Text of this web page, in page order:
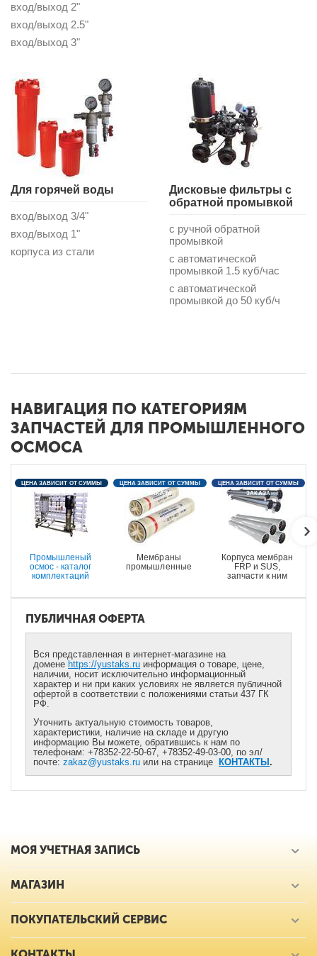
вход/выход 2"
вход/выход 2.5"
вход/выход 3"
Для горячей воды
вход/выход 3/4"
вход/выход 1"
корпуса из стали
Дисковые фильтры с
обратной промывкой
с ручной обратной
промывкой
с автоматической
промывкой 1.5 куб/час
с автоматической
промывкой до 50 куб/ч
НАВИГАЦИЯ ПО КАТЕГОРИЯМ
ЗАПЧАСТЕЙ ДЛЯ ПРОМЫШЛЕННОГО
ОСМОСА
Промышленый
осмос - каталог
комплектаций
ЦЕНА ЗАВИСИТ ОТ СУММЫ
ЗАКАЗА
Мембраны
промышленные
ЦЕНА ЗАВИСИТ ОТ СУММЫ
ЗАКАЗА
Корпуса мембран
FRP и SUS,
запчасти к ним
ЦЕНА ЗАВИСИТ ОТ СУММЫ
ЗАКАЗА
ПУБЛИЧНАЯ ОФЕРТА
Вся представленная в интернет-магазине на
домене https://yustaks.ru информация о товаре, цене,
наличии, носит исключительно информационный
характер и ни при каких условиях не является публичной
офертой в соответствии с положениями статьи 437 ГК
РФ.
Уточнить актуальную стоимость товаров,
характеристики, наличие на складе и другую
информацию Вы можете, обратившись к нам по
телефонам: +78352-22-50-67, +78352-49-03-00, по эл/
почте:zakaz@yustaks.ru или на странице КОНТАКТЫ.
МОЯ УЧЕТНАЯ ЗАПИСЬ
МАГАЗИН
ПОКУПАТЕЛЬСКИЙ СЕРВИС